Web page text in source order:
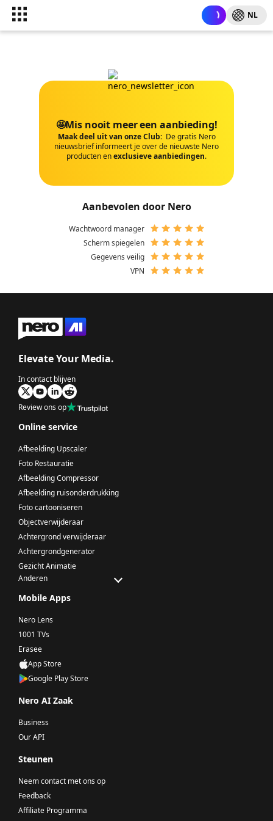
NL
🤩Mis nooit meer een aanbieding!
Maak deel uit van onze Club: De gratis Nero
nieuwsbrief informeert je over de nieuwste Nero
producten enexclusieve aanbiedingen.
Aanbevolen door Nero
Wachtwoord manager
Scherm spiegelen
Gegevens veilig
VPN
Elevate Your Media.
In contact blijven
Review ons op
Online service
Afbeelding Upscaler
Foto Restauratie
Afbeelding Compressor
Afbeelding ruisonderdrukking
Foto cartooniseren
Objectverwijderaar
Achtergrond verwijderaar
Achtergrondgenerator
Gezicht Animatie
Anderen
Mobile Apps
Nero Lens
1001 TVs
Erasee
App Store
Google Play Store
Nero AI Zaak
Business
Our API
Steunen
Neem contact met ons op
Feedback
Affiliate Programma